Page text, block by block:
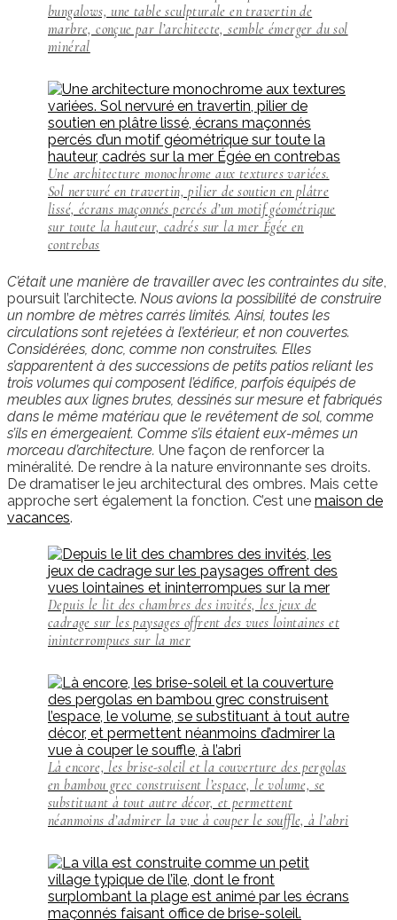
bungalows, une table sculpturale en travertin de
marbre, conçue par l’architecte, semble émerger du sol
minéral
Une architecture monochrome aux textures variées.
Sol nervuré en travertin, pilier de soutien en plâtre
lissé, écrans maçonnés percés d’un motif géométrique
sur toute la hauteur, cadrés sur la mer Égée en
contrebas
C’était une manière de travailler avec les contraintes du site,
poursuit l’architecte. Nous avions la possibilité de construire
un nombre de mètres carrés limités. Ainsi, toutes les
circulations sont rejetées à l’extérieur, et non couvertes.
Considérées, donc, comme non construites. Elles
s’apparentent à des successions de petits patios reliant les
trois volumes qui composent l’édifice, parfois équipés de
meubles aux lignes brutes, dessinés sur mesure et fabriqués
dans le même matériau que le revêtement de sol, comme
s’ils en émergeaient. Comme s’ils étaient eux-mêmes un
morceau d’architecture. Une façon de renforcer la
minéralité. De rendre à la nature environnante ses droits.
De dramatiser le jeu architectural des ombres. Mais cette
approche sert également la fonction. C’est une maison de
vacances.
Depuis le lit des chambres des invités, les jeux de
cadrage sur les paysages offrent des vues lointaines et
ininterrompues sur la mer
Là encore, les brise-soleil et la couverture des pergolas
en bambou grec construisent l’espace, le volume, se
substituant à tout autre décor, et permettent
néanmoins d’admirer la vue à couper le souffle, à l’abri